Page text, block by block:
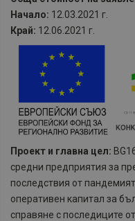
Начало: 12.03.2021 г.
Край: 12.06.2021 г.
Проект и главна цел:
средни предприятия за
последствия от
оперативен капитал за
справяне с последиците